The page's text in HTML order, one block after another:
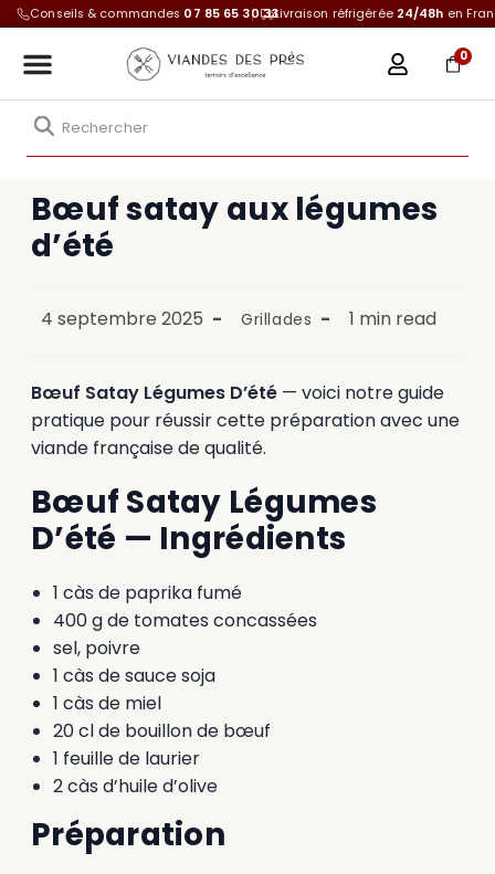
Conseils & commandes 07 85 65 30 33Livraison réfrigérée 24/48h en
0
Bœuf satay aux légumes
d’été
4 septembre 2025 Grillades 1 min read
Bœuf Satay Légumes D’été — voici notre guide
pratique pour réussir cette préparation avec une
viande française de qualité.
Bœuf Satay Légumes
D’été — Ingrédients
1 càs de paprika fumé
400 g de tomates concassées
sel, poivre
1 càs de sauce soja
1 càs de miel
20 cl de bouillon de bœuf
1 feuille de laurier
2 càs d’huile d’olive
Préparation